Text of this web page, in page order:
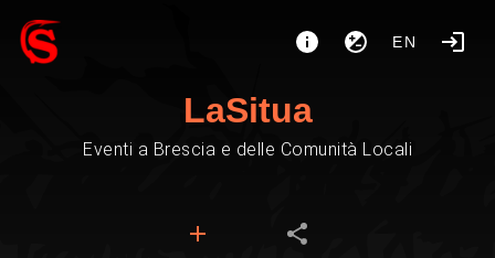
EN
LaSitua
Eventi a Brescia e delle Comunità Locali